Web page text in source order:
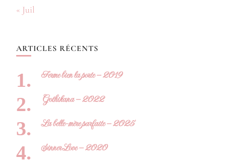
« Juil
ARTICLES RÉCENTS
Ferme bien la porte – 2019
Gothikana – 2022
La belle-mère parfaite – 2025
Sinner Love – 2020